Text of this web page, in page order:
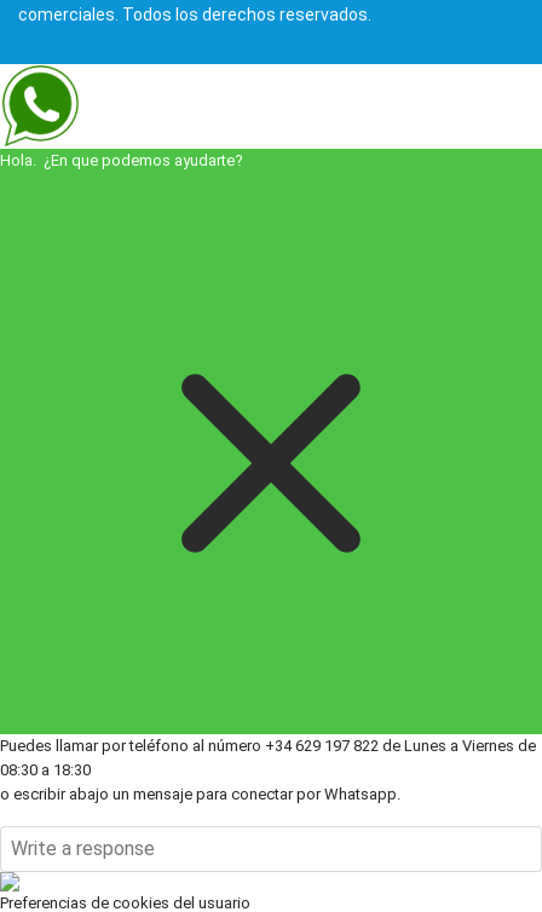
comerciales. Todos los derechos reservados.
Hola. ¿En que podemos ayudarte?
Puedes llamar por teléfono al número +34 629 197 822 de Lunes a Viernes de
08:30 a 18:30
o escribir abajo un mensaje para conectar por Whatsapp.
Preferencias de cookies del usuario